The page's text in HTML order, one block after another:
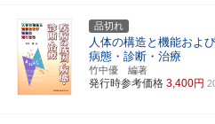
品切れ
人体の構造と機能およ
病態・診断・治療
竹中優 編著
発行時参考価格 3,400円